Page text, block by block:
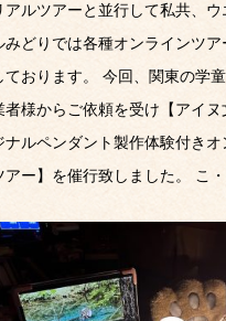
アルツアーと並行して私共、ウ
みどりでは各種オンラインツア
ております。 今回、関東の学
者様からご依頼を受け【アイヌ
ナルペンダント製作体験付きオ
アー】を催行致しました。 こ・